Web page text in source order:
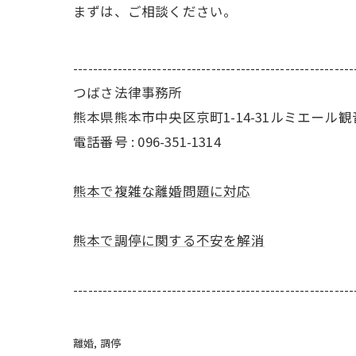
まずは、ご相談ください。
つばさ法律事務所
熊本県熊本市中央区京町1-14-31ルミエール観
電話番号 : 096-351-1314
熊本で複雑な離婚問題に対応
熊本で調停に関する不安を解消
離婚 調停